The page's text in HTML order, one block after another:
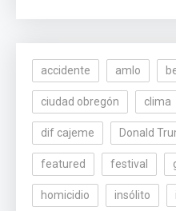
accidente amlo
ciudad obregón clima
dif cajeme Donald
featured festival
homicidio insólito